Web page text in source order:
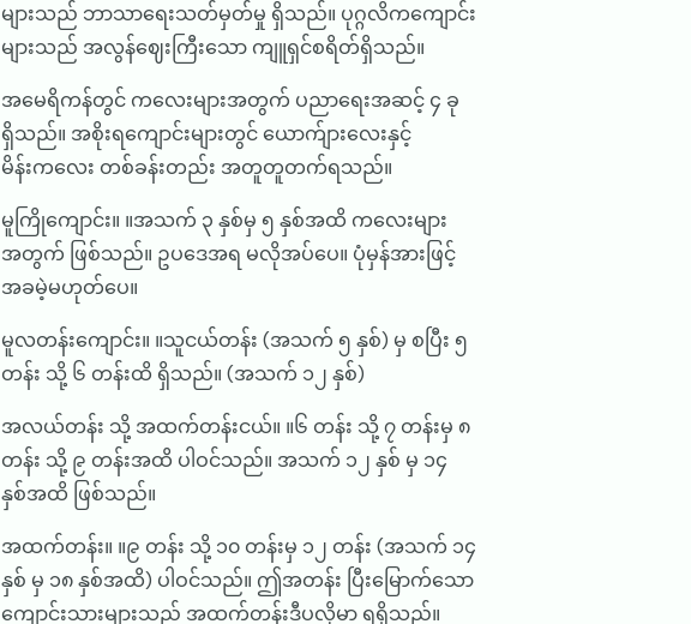
များသည် ဘာသာရေးသတ်မှတ်မှု ရှိသည်။ ပုဂ္ဂလိကကျောင်း
များသည် အလွန်ဈေးကြီးသော ကျူရှင်စရိတ်ရှိသည်။
အမေရိကန်တွင် ကလေးများအတွက် ပညာရေးအဆင့် ၄ ခု
ရှိသည်။ အစိုးရကျောင်းများတွင် ယောက်ျားလေးနှင့်
မိန်းကလေး တစ်ခန်းတည်း အတူတူတက်ရသည်။
မူကြိုကျောင်း။ ။အသက် ၃ နှစ်မှ ၅ နှစ်အထိ ကလေးများ
အတွက် ဖြစ်သည်။ ဥပဒေအရ မလိုအပ်ပေ။ ပုံမှန်အားဖြင့်
အခမဲ့မဟုတ်ပေ။
မူလတန်းကျောင်း။ ။သူငယ်တန်း (အသက် ၅ နှစ်) မှ စပြီး ၅
တန်း သို့ ၆ တန်းထိ ရှိသည်။ (အသက် ၁၂ နှစ်)
အလယ်တန်း သို့ အထက်တန်းငယ်။ ။၆ တန်း သို့ ၇ တန်းမှ ၈
တန်း သို့ ၉ တန်းအထိ ပါဝင်သည်။ အသက် ၁၂ နှစ် မှ ၁၄
နှစ်အထိ ဖြစ်သည်။
အထက်တန်း။ ။၉ တန်း သို့ ၁၀ တန်းမှ ၁၂ တန်း (အသက် ၁၄
နှစ် မှ ၁၈ နှစ်အထိ) ပါဝင်သည်။ ဤအတန်း ပြီးမြောက်သော
ကျောင်းသားများသည် အထက်တန်းဒီပလိုမာ ရရှိသည်။